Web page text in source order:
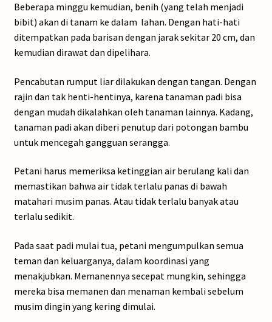
Beberapa minggu kemudian, benih (yang telah menjadi
bibit) akan di tanam ke dalam lahan. Dengan hati-hati
ditempatkan pada barisan dengan jarak sekitar 20 cm, dan
kemudian dirawat dan dipelihara.
Pencabutan rumput liar dilakukan dengan tangan. Dengan
rajin dan tak henti-hentinya, karena tanaman padi bisa
dengan mudah dikalahkan oleh tanaman lainnya. Kadang,
tanaman padi akan diberi penutup dari potongan bambu
untuk mencegah gangguan serangga.
Petani harus memeriksa ketinggian air berulang kali dan
memastikan bahwa air tidak terlalu panas di bawah
matahari musim panas. Atau tidak terlalu banyak atau
terlalu sedikit.
Pada saat padi mulai tua, petani mengumpulkan semua
teman dan keluarganya, dalam koordinasi yang
menakjubkan. Memanennya secepat mungkin, sehingga
mereka bisa memanen dan menaman kembali sebelum
musim dingin yang kering dimulai.